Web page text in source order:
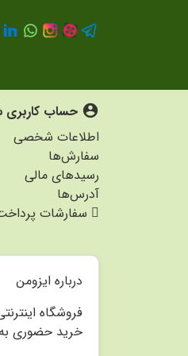
account_circle حساب کاربری
اطلاعات شخصی
سفارش‌ها
رسیدهای مالی
آدرس‌ها
سفارشات
درباره ایزومن
خرید حضوری